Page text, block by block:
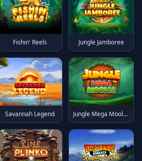
Fishin' Reels Jungle Jamboree
Savannah Legend Jungle Mega Moolah